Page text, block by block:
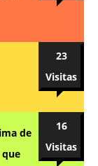
23
Visitas
de
16
Visitas